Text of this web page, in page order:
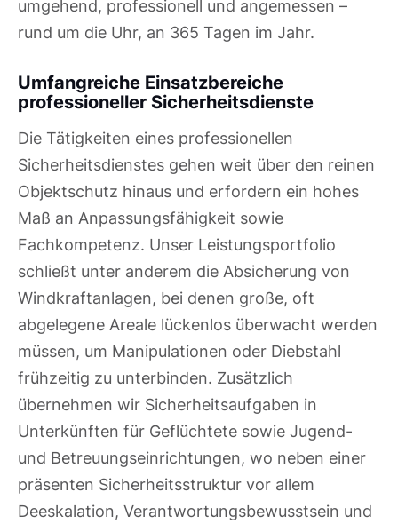
umgehend, professionell und angemessen –
rund um die Uhr, an 365 Tagen im Jahr.
Umfangreiche Einsatzbereiche
professioneller Sicherheitsdienste
Die Tätigkeiten eines professionellen
Sicherheitsdienstes gehen weit über den reinen
Objektschutz hinaus und erfordern ein hohes
Maß an Anpassungsfähigkeit sowie
Fachkompetenz. Unser Leistungsportfolio
schließt unter anderem die Absicherung von
Windkraftanlagen, bei denen große, oft
abgelegene Areale lückenlos überwacht werden
müssen, um Manipulationen oder Diebstahl
frühzeitig zu unterbinden. Zusätzlich
übernehmen wir Sicherheitsaufgaben in
Unterkünften für Geflüchtete sowie Jugend-
und Betreuungseinrichtungen, wo neben einer
präsenten Sicherheitsstruktur vor allem
Deeskalation, Verantwortungsbewusstsein und